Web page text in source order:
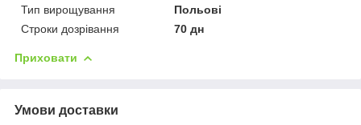
Тип вирощування
Польові
Строки дозрівання
70 дн
Приховати
Умови доставки